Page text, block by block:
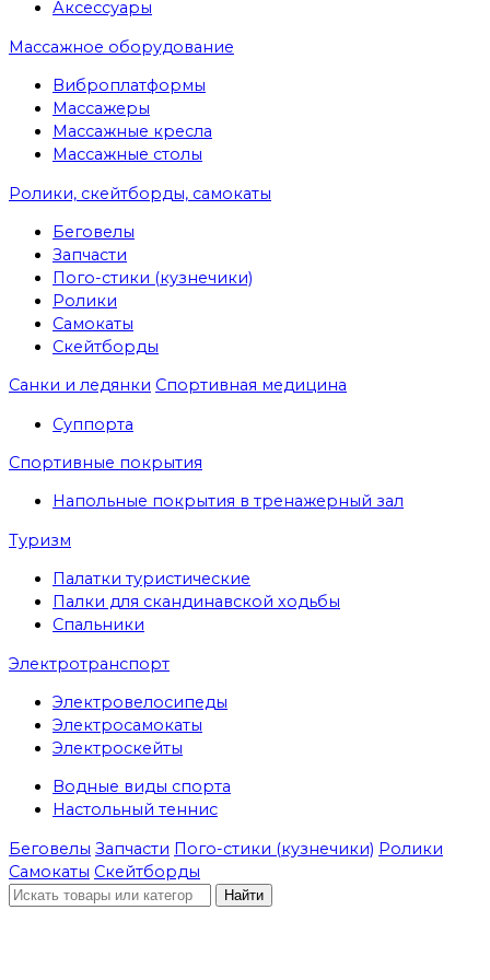
Аксессуары
Массажное оборудование
Виброплатформы
Массажеры
Массажные кресла
Массажные столы
Ролики, скейтборды, самокаты
Беговелы
Запчасти
Пого-стики (кузнечики)
Ролики
Самокаты
Скейтборды
Санки и ледянки Спортивная медицина
Суппорта
Спортивные покрытия
Напольные покрытия в тренажерный зал
Туризм
Палатки туристические
Палки для скандинавской ходьбы
Спальники
Электротранспорт
Электровелосипеды
Электросамокаты
Электроскейты
Водные виды спорта
Настольный теннис
Беговелы Запчасти Пого-стики (кузнечики) Ролики
Самокаты Скейтборды
Найти